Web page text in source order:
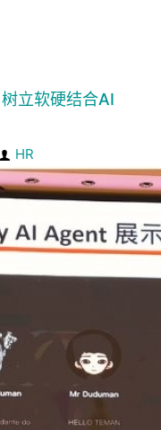
立软硬结合AI
HR